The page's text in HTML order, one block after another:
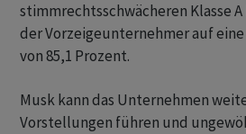
stimmrechtsschwächeren Klasse
der Vorzeigeunternehmer auf
von 85,1 Prozent.
Musk kann das Unternehmen
Vorstellungen führen und